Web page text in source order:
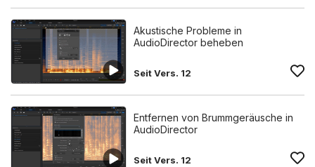
Akustische Probleme in
AudioDirector beheben
Seit Vers. 12
Entfernen von Brummgeräusche in
AudioDirector
Seit Vers. 12